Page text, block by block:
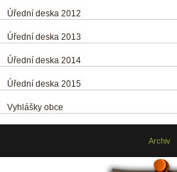
Úřední deska 2012
Úřední deska 2013
Úřední deska 2014
Úřední deska 2015
Vyhlášky obce
Archiv